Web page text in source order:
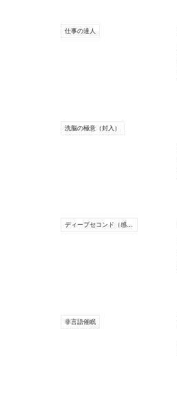
仕事の達人
洗脳の極意（封入）
ディープセコンド（感情消し・記憶消し）
非言語催眠